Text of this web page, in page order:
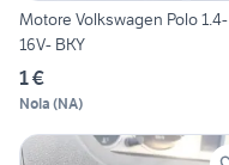
Motore Volkswagen Polo 1.4-
16V- BKY
1 €
Nola (NA)